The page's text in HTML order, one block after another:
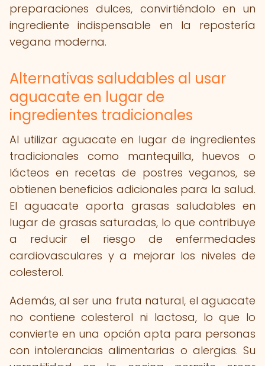
preparaciones dulces, convirtiéndolo en un
ingrediente indispensable en la repostería
vegana moderna.
Alternativas saludables al usar
aguacate en lugar de
ingredientes tradicionales
Al utilizar aguacate en lugar de ingredientes
tradicionales como mantequilla, huevos o
lácteos en recetas de postres veganos, se
obtienen beneficios adicionales para la salud.
El aguacate aporta grasas saludables en
lugar de grasas saturadas, lo que contribuye
a reducir el riesgo de enfermedades
cardiovasculares y a mejorar los niveles de
colesterol.
Además, al ser una fruta natural, el aguacate
no contiene colesterol ni lactosa, lo que lo
convierte en una opción apta para personas
con intolerancias alimentarias o alergias. Su